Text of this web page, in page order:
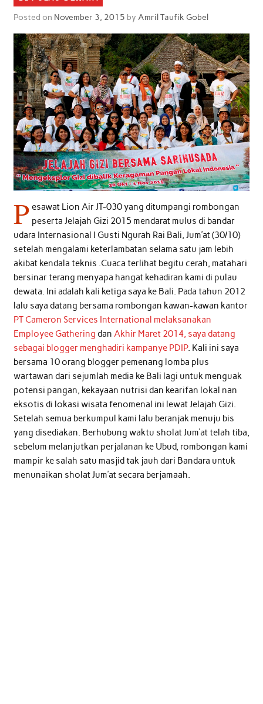
Posted on November 3, 2015 by Amril Taufik Gobel
P esawat Lion Air JT-030 yang ditumpangi rombongan
peserta Jelajah Gizi 2015 mendarat mulus di bandar
udara Internasional I Gusti Ngurah Rai Bali, Jum’at (30/10)
setelah mengalami keterlambatan selama satu jam lebih
akibat kendala teknis .Cuaca terlihat begitu cerah, matahari
bersinar terang menyapa hangat kehadiran kami di pulau
dewata. Ini adalah kali ketiga saya ke Bali. Pada tahun 2012
lalu saya datang bersama rombongan kawan-kawan kantor
PT Cameron Services International melaksanakan
Employee Gathering dan Akhir Maret 2014, saya datang
sebagai blogger menghadiri kampanye PDIP. Kali ini saya
bersama 10 orang blogger pemenang lomba plus
wartawan dari sejumlah media ke Bali lagi untuk menguak
potensi pangan, kekayaan nutrisi dan kearifan lokal nan
eksotis di lokasi wisata fenomenal ini lewat Jelajah Gizi.
Setelah semua berkumpul kami lalu beranjak menuju bis
yang disediakan. Berhubung waktu sholat Jum’at telah tiba,
sebelum melanjutkan perjalanan ke Ubud, rombongan kami
mampir ke salah satu masjid tak jauh dari Bandara untuk
menunaikan sholat Jum’at secara berjamaah.